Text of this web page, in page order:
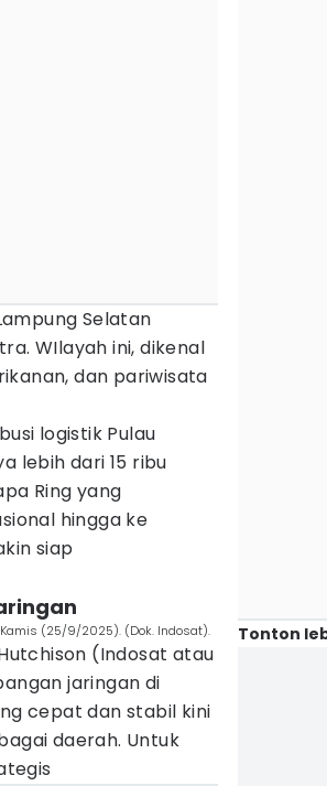
Selatan
WIlayah ini, dikenal
dan pariwisata
logistik Pulau
lebih dari 15 ribu
Ring yang
hingga ke
siap
Kamis (25/9/2025). (Dok. Indosat).
(Indosat atau
jaringan di
cepat dan stabil kini
daerah. Untuk
Tonton